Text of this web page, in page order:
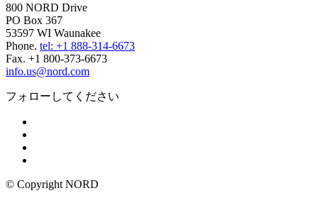
800 NORD Drive
PO Box 367
53597 WI Waunakee
Phone. tel: +1 888-314-6673
Fax. +1 800-373-6673
info.us@nord.com
フォローしてください
© Copyright NORD